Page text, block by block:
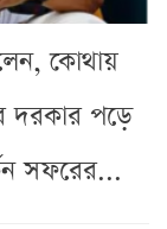
কোথায়
দরকার পড়ে
সফরের...